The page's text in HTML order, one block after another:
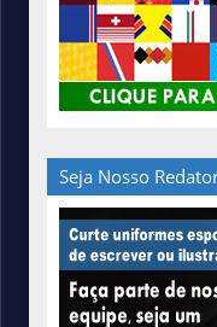
Seja Nosso